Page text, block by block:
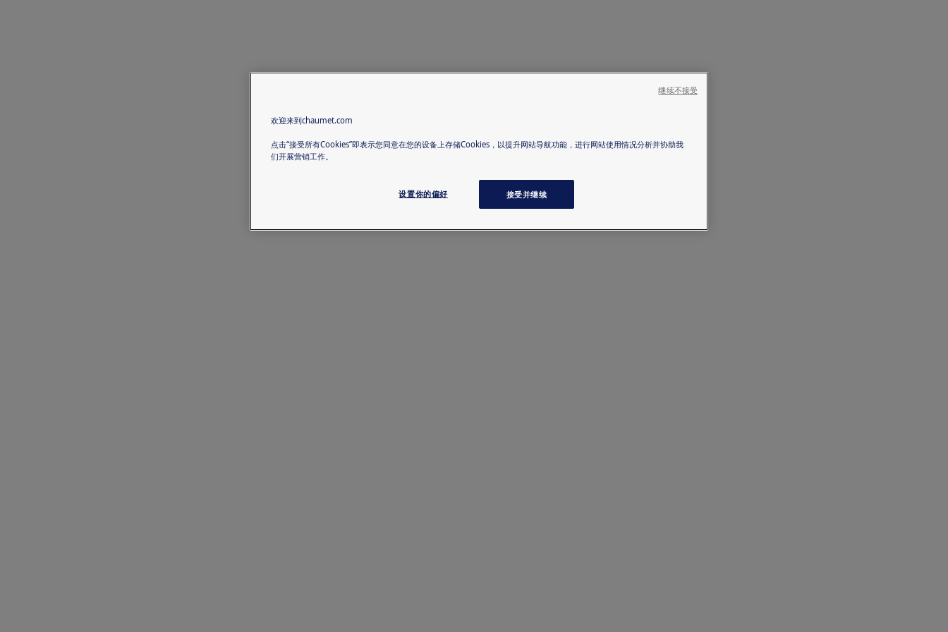
欢迎来到chaumet.com
点击“接受所有Cookies”即表示您同意在您的设备上存储Cookies，以提升网站导航功能，进行网站使用情况分析并协助我
们开展营销工作。
设置你的偏好 接受并继续
继续不接受